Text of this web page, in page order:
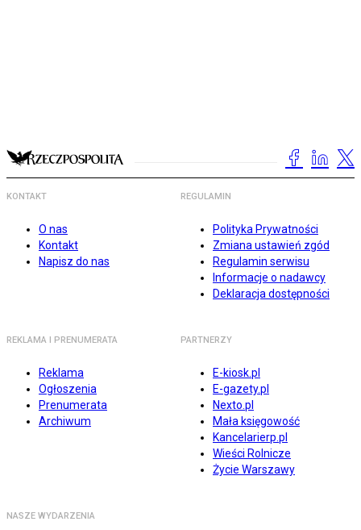
KONTAKT
O nas
Kontakt
Napisz do nas
REGULAMIN
Polityka Prywatności
Zmiana ustawień zgód
Regulamin serwisu
Informacje o nadawcy
Deklaracja dostępności
REKLAMA I PRENUMERATA
Reklama
Ogłoszenia
Prenumerata
Archiwum
PARTNERZY
E-kiosk.pl
E-gazety.pl
Nexto.pl
Mała księgowość
Kancelarierp.pl
Wieści Rolnicze
Życie Warszawy
NASZE WYDARZENIA